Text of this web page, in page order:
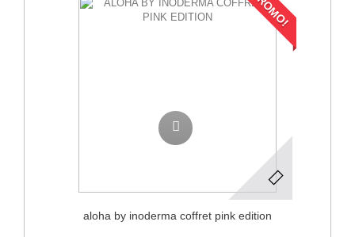
PROMO!
aloha by inoderma coffret pink edition